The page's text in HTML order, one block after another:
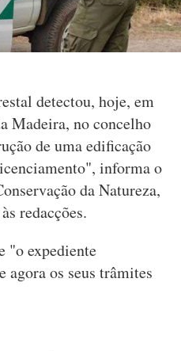
detectou, hoje, em
Madeira, no concelho
de uma edificação
informa o
da Natureza,
redacções.
"o expediente
agora os seus trâmites